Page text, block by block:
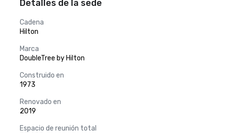
Detalles de la sede
Cadena
Hilton
Marca
DoubleTree by Hilton
Construido en
1973
Renovado en
2019
Espacio de reunión total